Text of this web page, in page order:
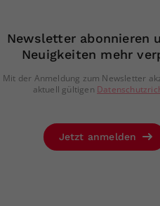
Newsletter abonnieren
Neuigkeiten mehr
Mit der Anmeldung zum Newsletter
aktuell gültigen
Jetzt anmelden